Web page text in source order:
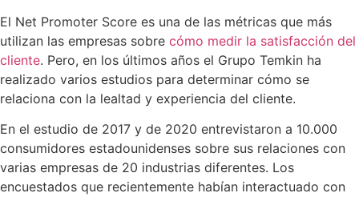
El Net Promoter Score es una de las métricas que más
utilizan las empresas sobre cómo medir la satisfacción del
cliente. Pero, en los últimos años el Grupo Temkin ha
realizado varios estudios para determinar cómo se
relaciona con la lealtad y experiencia del cliente.
En el estudio de 2017 y de 2020 entrevistaron a 10.000
consumidores estadounidenses sobre sus relaciones con
varias empresas de 20 industrias diferentes. Los
encuestados que recientemente habían interactuado con